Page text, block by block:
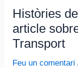
Històries
article
Transport
Feu un comentari
Transport